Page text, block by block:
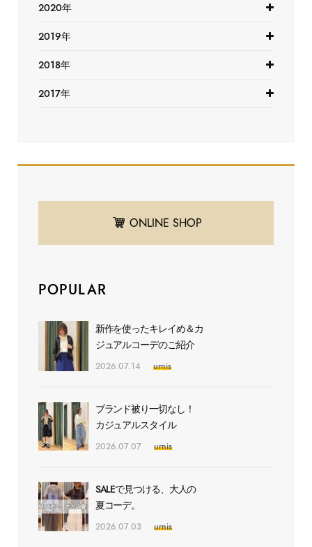
2020年
2019年
2018年
2017年
ONLINE SHOP
POPULAR
新作を使ったキレイめ＆カ
ジュアルコーデのご紹介
2026.07.14 urnis
ブランド被り一切なし！
カジュアルスタイル
2026.07.07 urnis
SALEで見つける、大人の
夏コーデ。
2026.07.03 urnis